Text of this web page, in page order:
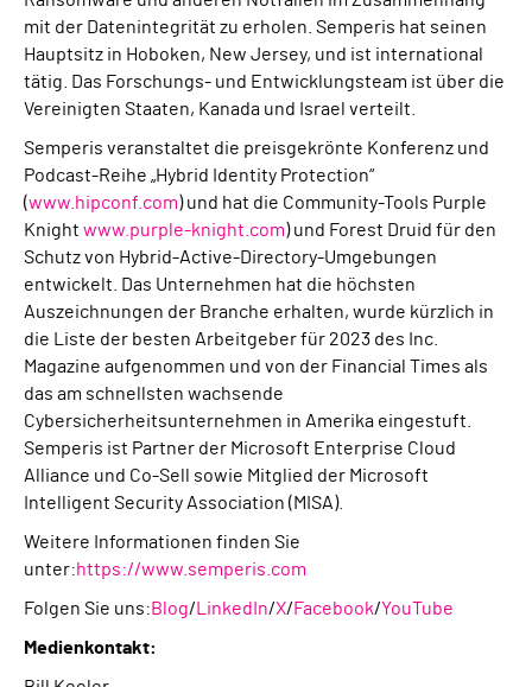
mit der Datenintegrität zu erholen. Semperis hat seinen
Hauptsitz in Hoboken, New Jersey, und ist international
tätig. Das Forschungs- und Entwicklungsteam ist über die
Vereinigten Staaten, Kanada und Israel verteilt.
Semperis veranstaltet die preisgekrönte Konferenz und
Podcast-Reihe „Hybrid Identity Protection“
(www.hipconf.com) und hat die Community-Tools Purple
Knight www.purple-knight.com) und Forest Druid für den
Schutz von Hybrid-Active-Directory-Umgebungen
entwickelt. Das Unternehmen hat die höchsten
Auszeichnungen der Branche erhalten, wurde kürzlich in
die Liste der besten Arbeitgeber für 2023 des Inc.
Magazine aufgenommen und von der Financial Times als
das am schnellsten wachsende
Cybersicherheitsunternehmen in Amerika eingestuft.
Semperis ist Partner der Microsoft Enterprise Cloud
Alliance und Co-Sell sowie Mitglied der Microsoft
Intelligent Security Association (MISA).
Weitere Informationen finden Sie
unter:https://www.semperis.com
Folgen Sie uns:Blog/ LinkedIn/X/Facebook/YouTube
Medienkontakt: